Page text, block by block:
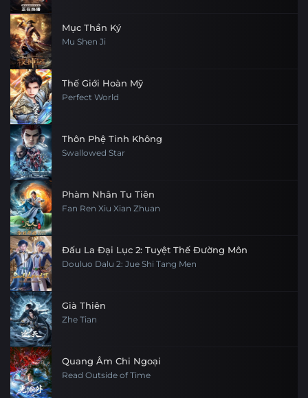
Mục Thần Ký
Mu Shen Ji
Thế Giới Hoàn Mỹ
Perfect World
Thôn Phệ Tinh Không
Swallowed Star
Phàm Nhân Tu Tiên
Fan Ren Xiu Xian Zhuan
Đấu La Đại Lục 2: Tuyệt Thế Đường Môn
Douluo Dalu 2: Jue Shi Tang Men
Già Thiên
Zhe Tian
Quang Âm Chi Ngoại
Read Outside of Time